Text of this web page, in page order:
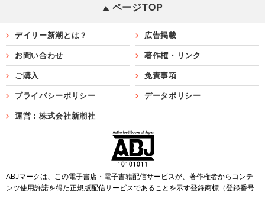
ページTOP
デイリー新潮とは？ 広告掲載
お問い合わせ 著作権・リンク
ご購入 免責事項
プライバシーポリシー データポリシー
運営：株式会社新潮社
ABJマークは、この電子書店・電子書籍配信サービスが、著作権者からコンテ
ンツ使用許諾を得た正規版配信サービスであることを示す登録商標（登録番号
第6091713号）です。ABJマークを掲示しているサービスの一覧は